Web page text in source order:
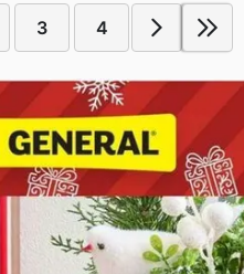
3 4